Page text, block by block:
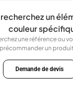
un
couleur
une référence ou
précommander un
Demande de devis